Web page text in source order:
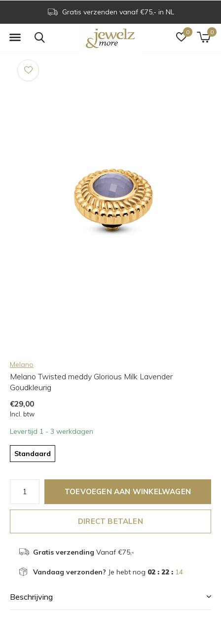
0 0
Gratis verzenden vanaf €75,- in NL
Melano
Melano Twisted meddy Glorious Milk Lavender
Goudkleurig
€29,00
Incl. btw
Levertijd 1 - 3 werkdagen
Standaard
TOEVOEGEN AAN WINKELWAGEN
DIRECT BETALEN
Gratis verzending Vanaf €75,-
Vandaag verzonden? Je hebt nog 02 : 22 : 14
Beschrijving